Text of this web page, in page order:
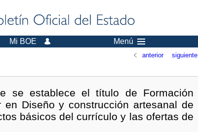
Mi BOE Menú
anterior siguiente
se establece el título de Formación
Diseño y construcción artesanal de
básicos del currículo y las ofertas de